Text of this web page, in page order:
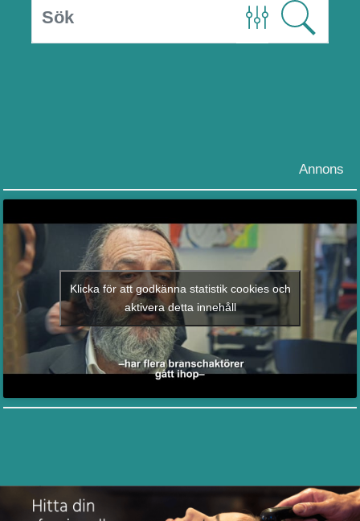
Annons
Klicka för att godkänna statistik cookies och
aktivera detta innehåll